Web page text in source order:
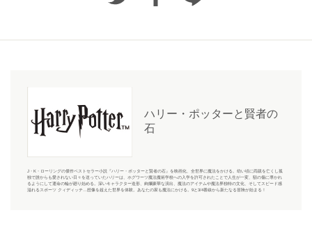
ハリー・ポッターと賢者の
石
J・K・ローリングの傑作ベストセラー小説『ハリー・ポッターと賢者の石』を映画化、全世界に魔法をかける。幼い頃に両親を亡くし孤
独で誰からも愛されない日々を送っていたハリーは、ホグワーツ魔法魔術学校への入学を許可されたことで人生が一変、額の傷に導かれ
るようにして運命の輪が廻り始める。深いキャラクター造形、絢爛豪華な演出、魔法のアイテムや魔法界独特の文化、そしてスピード感
溢れるスポーツ クィディッチ…想像を超えた世界を体験。あなたの家も魔法にかける。9と3/4番線から新たなる冒険が始まる！